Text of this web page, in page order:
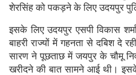
शेरसिंह को पकड़ने के लिए उदयपुर
इसके लिए उदयपुर एसपी विकास
बाहरी राज्यों में गहनता से दबिश दे
सारण ने पूछताछ में जयपुर के चौमू
खरीदने की बात सामने आई थी।